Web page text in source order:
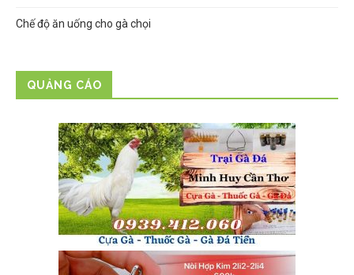
Chế độ ăn uống cho gà chọi
QUẢNG CÁO